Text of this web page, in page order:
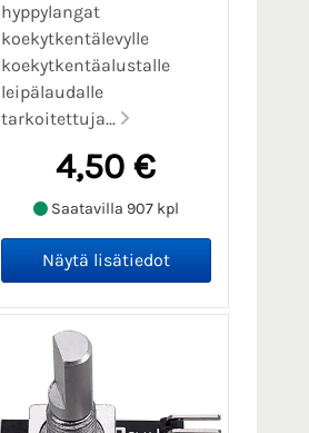
hyppylangat
koekytkentälevylle
koekytkentäalustalle
leipälaudalle
tarkoitettuja...
4,50 €
Saatavilla 907 kpl